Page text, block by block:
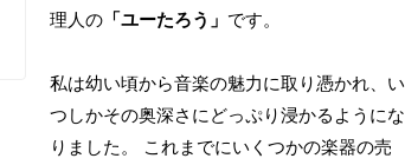
理人の 「ユーたろう」 です。
私は幼い頃から音楽の魅力に取り憑かれ、い
つしかその奥深さにどっぷり浸かるようにな
りました。 これまでにいくつかの楽器の売